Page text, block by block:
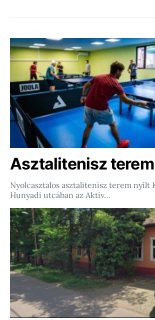
Asztalitenisz
Nyolcasztalos asztalitenisz terem nyílt
Hunyadi utcában az Aktív…